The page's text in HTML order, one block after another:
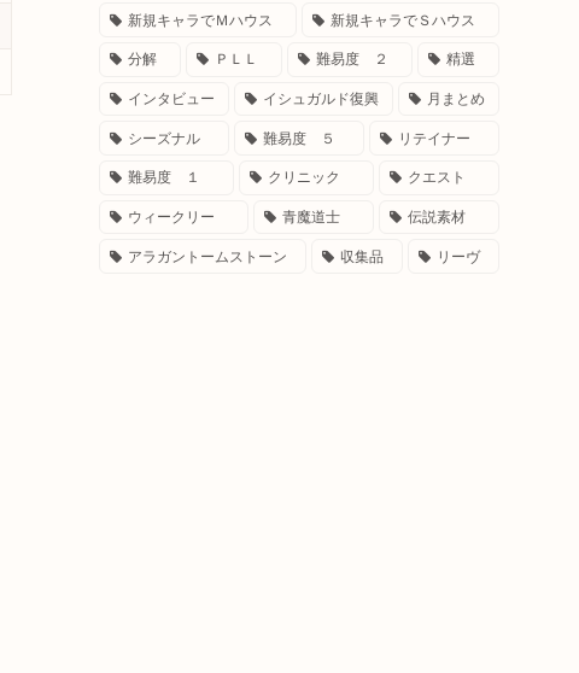
新規キャラでＭハウス 新規キャラでＳハウス
分解 ＰＬＬ 難易度 ２ 精選
インタビュー イシュガルド復興 月まとめ
シーズナル 難易度 ５ リテイナー
難易度 １ クリニック クエスト
ウィークリー 青魔道士 伝説素材
アラガントームストーン 収集品 リーヴ